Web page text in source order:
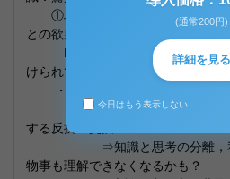
①地球＝「人間の条件」の拘束
との欲望
Ex.・人工衛星打ち上げへの人
けられている人間が地球を脱出する
・核分裂，生命の人工化，寿命
⇒近代の解放と世俗化の終
する反抗・交換
⇒知識と思考の分離，私た
物事も理解できなくなるかも？
(通常200円)
詳細を見る
今日はもう表示しない